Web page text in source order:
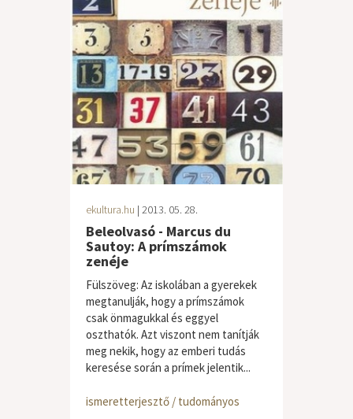
ekultura.hu | 2013. 05. 28.
Beleolvasó - Marcus du
Sautoy: A prímszámok
zenéje
Fülszöveg: Az iskolában a gyerekek
megtanulják, hogy a prímszámok
csak önmagukkal és eggyel
oszthatók. Azt viszont nem tanítják
meg nekik, hogy az emberi tudás
keresése során a prímek jelentik...
ismeretterjesztő / tudományos